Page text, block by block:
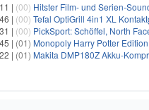
| (00) Hitster Film- und Serien-Soundtracks
| (00) Tefal OptiGrill 4in1 XL Kontaktgrill
| (00) PickSport: Schöffel, North Face &
| (01) Monopoly Harry Potter
| (01) Makita DMP180Z Akku-